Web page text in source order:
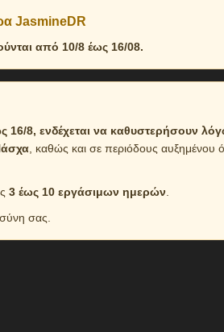
JasmineDR
από 10/8 έως 16/08.
8, ενδέχεται να καθυστερήσουν
, καθώς και σε περιόδους αυξημένου
3 έως 10 εργάσιμων ημερών
σας.